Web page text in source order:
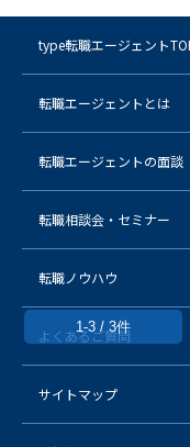
1-3 / 3件
type転職エージェント
転職エージェントとは
転職エージェントの面談
転職相談会・セミナー
転職ノウハウ
よくあるご質問
サイトマップ